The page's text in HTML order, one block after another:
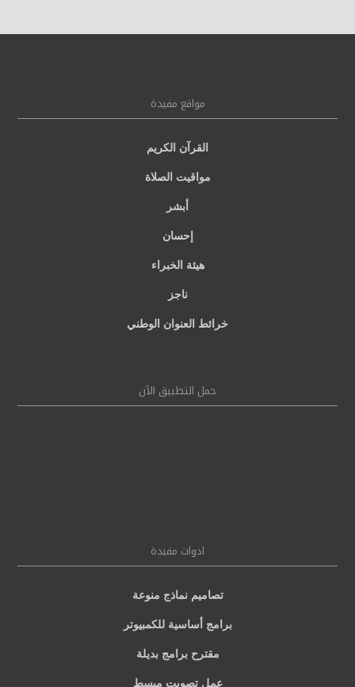
مواقع مفيدة
القرآن الكريم
مواقيت الصلاة
أبشر
إحسان
هيئة الخبراء
ناجز
خرائط العنوان الوطني
حمل التطبيق الآن
ادوات مفيدة
تصاميم نماذج منوعة
برامج أساسية للكمبيوتر
مقترح برامج بديلة
عمل تصويت مبسط